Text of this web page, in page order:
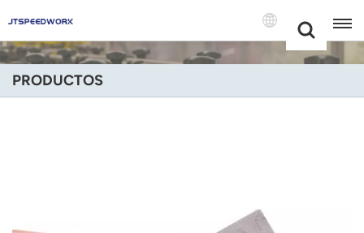
+86 -18681515767
English
PRODUCTOS